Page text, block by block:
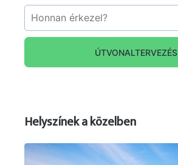
ÚTVONALTERVEZÉS
Helyszínek a közelben